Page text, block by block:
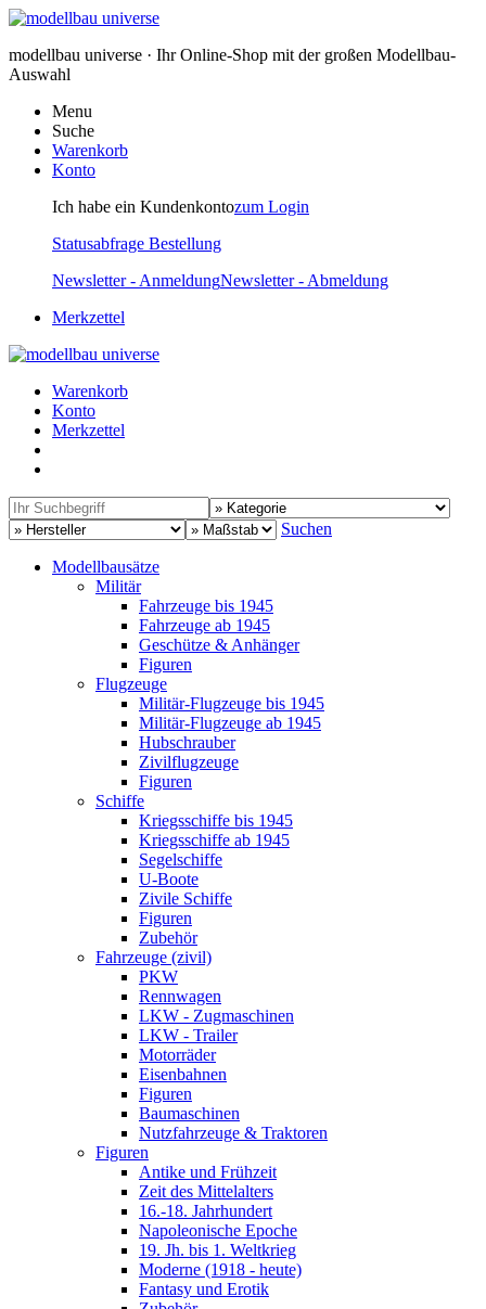
modellbau universe · Ihr Online-Shop mit der großen Modellbau-
Auswahl
Menu
Suche
Warenkorb
Konto
Ich habe ein Kundenkontozum Login
Statusabfrage Bestellung
Newsletter - AnmeldungNewsletter - Abmeldung
Merkzettel
Warenkorb
Konto
Merkzettel
Suchen
Modellbausätze
Militär
Fahrzeuge bis 1945
Fahrzeuge ab 1945
Geschütze & Anhänger
Figuren
Flugzeuge
Militär-Flugzeuge bis 1945
Militär-Flugzeuge ab 1945
Hubschrauber
Zivilflugzeuge
Figuren
Schiffe
Kriegsschiffe bis 1945
Kriegsschiffe ab 1945
Segelschiffe
U-Boote
Zivile Schiffe
Figuren
Zubehör
Fahrzeuge (zivil)
PKW
Rennwagen
LKW - Zugmaschinen
LKW - Trailer
Motorräder
Eisenbahnen
Figuren
Baumaschinen
Nutzfahrzeuge & Traktoren
Figuren
Antike und Frühzeit
Zeit des Mittelalters
16.-18. Jahrhundert
Napoleonische Epoche
19. Jh. bis 1. Weltkrieg
Moderne (1918 - heute)
Fantasy und Erotik